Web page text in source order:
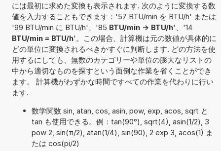
には最初に求めた変換も表示されます. 次のように変換する数
値を入力することもできます：'57 BTU/min を BTU/h' または
'99 BTU/min に BTU/h'、'85 BTU/min -> BTU/h'、'14
BTU/min = BTU/h'。この場合、計算機は元の数値が具体的に
どの単位に変換されるべきかすぐに判断します. どの方法を使
用するにしても、無数のカテゴリーや単位の膨大なリストの
中から適切なものを探すという面倒な作業を省くことができ
ます。 計算機がわずかな時間ですべての作業を代わりに行い
ます.
数学関数 sin, atan, cos, asin, pow, exp, acos, sqrt と
tan も使用できる。例：tan(90°), sqrt(4), asin(1/2), 3
pow 2, sin(π/2), atan(1/4), sin(90), 2 exp 3, acos(1) ま
たは cos(pi/2)